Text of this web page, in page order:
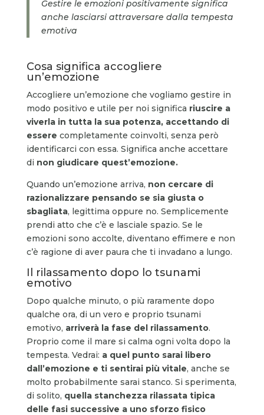
Gestire le emozioni positivamente significa
anche lasciarsi attraversare dalla tempesta
emotiva
Cosa significa accogliere
un’emozione
Accogliere un’emozione che vogliamo gestire in
modo positivo e utile per noi significa riuscire a
viverla in tutta la sua potenza, accettando di
essere completamente coinvolti, senza però
identificarci con essa. Significa anche accettare
di non giudicare quest’emozione.
Quando un’emozione arriva, non cercare di
razionalizzare pensando se sia giusta o
sbagliata, legittima oppure no. Semplicemente
prendi atto che c’è e lasciale spazio. Se le
emozioni sono accolte, diventano effimere e non
c’è ragione di aver paura che ti invadano a lungo.
Il rilassamento dopo lo tsunami
emotivo
Dopo qualche minuto, o più raramente dopo
qualche ora, di un vero e proprio tsunami
emotivo, arriverà la fase del rilassamento.
Proprio come il mare si calma ogni volta dopo la
tempesta. Vedrai: a quel punto sarai libero
dall’emozione e ti sentirai più vitale, anche se
molto probabilmente sarai stanco. Si sperimenta,
di solito, quella stanchezza rilassata tipica
delle fasi successive a uno sforzo fisico